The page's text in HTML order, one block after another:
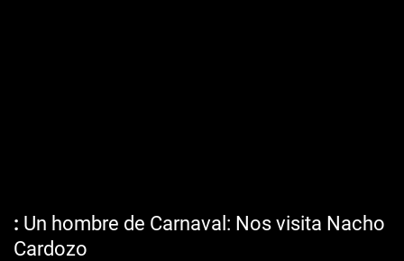
Un hombre de Carnaval: Nos visita Nacho
Cardozo